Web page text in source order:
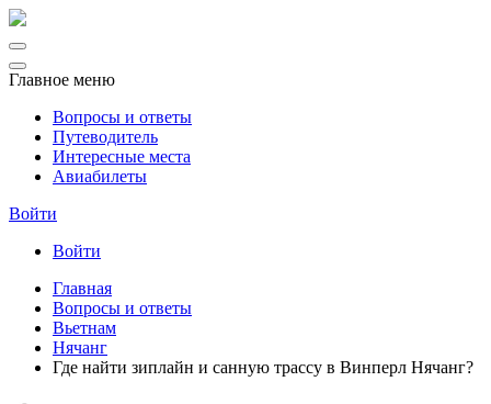
Главное меню
Вопросы и ответы
Путеводитель
Интересные места
Авиабилеты
Войти
Войти
Главная
Вопросы и ответы
Вьетнам
Нячанг
Где найти зиплайн и санную трассу в Винперл Нячанг?